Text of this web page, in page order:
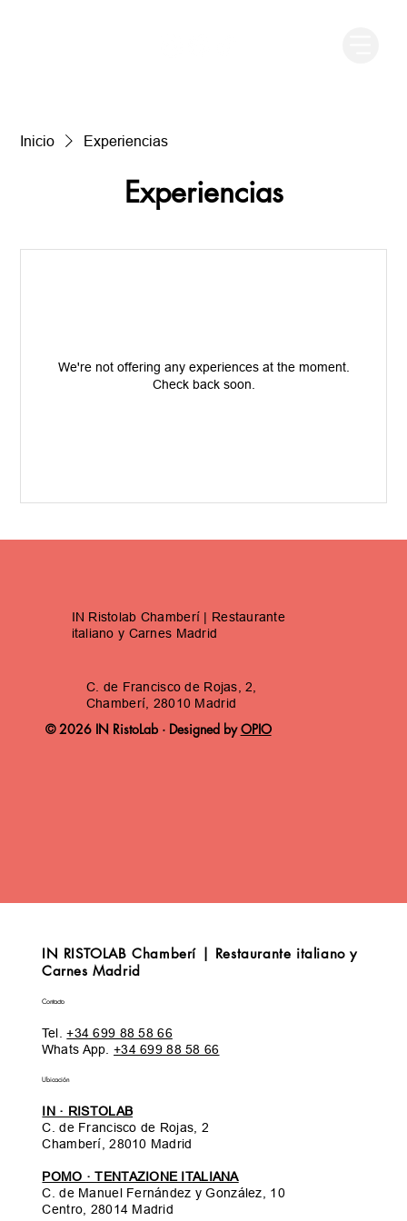
Inicio Experiencias
Experiencias
We're not offering any experiences at the moment.
Check back soon.
IN Ristolab Chamberí | Restaurante
italiano y Carnes Madrid
C. de Francisco de Rojas, 2,
Chamberí, 28010 Madrid
© 2026 IN RistoLab · Designed byOPIO
IN RISTOLAB Chamberí | Restaurante italiano y
Carnes Madrid
Contacto
Tel.+34 699 88 58 66
Whats App.+34 699 88 58 66
Ubicación
IN · RISTOLAB
C. de Francisco de Rojas, 2
Chamberí, 28010 Madrid
POMO · TENTAZIONE ITALIANA
C. de Manuel Fernández y González, 10
Centro, 28014 Madrid